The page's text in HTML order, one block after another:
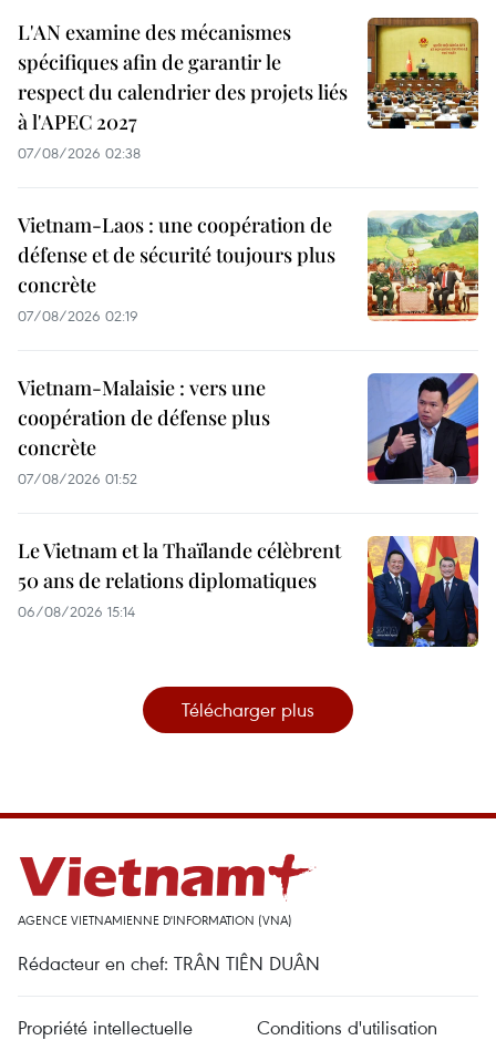
L'AN examine des mécanismes
spécifiques afin de garantir le
respect du calendrier des projets liés
à l'APEC 2027
07/08/2026 02:38
Vietnam-Laos : une coopération de
défense et de sécurité toujours plus
concrète
07/08/2026 02:19
Vietnam-Malaisie : vers une
coopération de défense plus
concrète
07/08/2026 01:52
Le Vietnam et la Thaïlande célèbrent
50 ans de relations diplomatiques
06/08/2026 15:14
Télécharger plus
AGENCE VIETNAMIENNE D'INFORMATION (VNA)
Rédacteur en chef: TRÂN TIÊN DUÂN
Propriété intellectuelle
Conditions d'utilisation